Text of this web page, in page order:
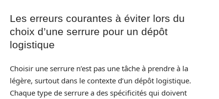
Les erreurs courantes à éviter lors du
choix d’une serrure pour un dépôt
logistique
Choisir une serrure n’est pas une tâche à prendre à la
légère, surtout dans le contexte d’un dépôt logistique.
Chaque type de serrure a des spécificités qui doivent